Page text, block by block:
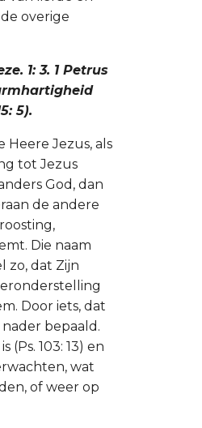
overige
1: 3. 1 Petrus
5).
Jezus, als
tot Jezus
God, dan
de andere
Die naam
zo, dat Zijn
Door iets, dat
bepaald.
(Ps. 103: 13) en
wat
of weer op